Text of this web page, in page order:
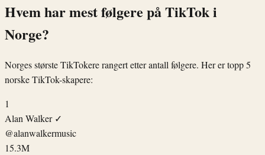
Hvem har mest følgere på TikTok i
Norge?
Norges største TikTokere rangert etter antall følgere. Her er topp 5
norske TikTok-skapere:
1
Alan Walker ✓
@alanwalkermusic
15.3M